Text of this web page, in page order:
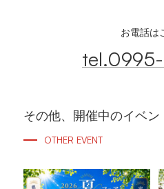
お電話は
tel.0995-
その他、開催中のイベン
OTHER EVENT